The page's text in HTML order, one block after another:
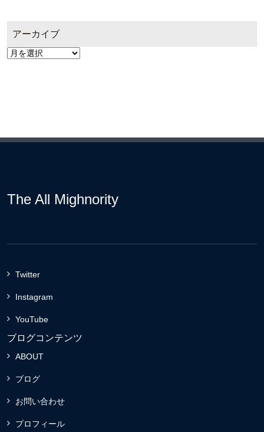
アーカイブ
ア
The All Mighnority
Twitter
Instagram
YouTube
ブログコンテンツ
ABOUT
ブログ
お問い合わせ
プロフィール